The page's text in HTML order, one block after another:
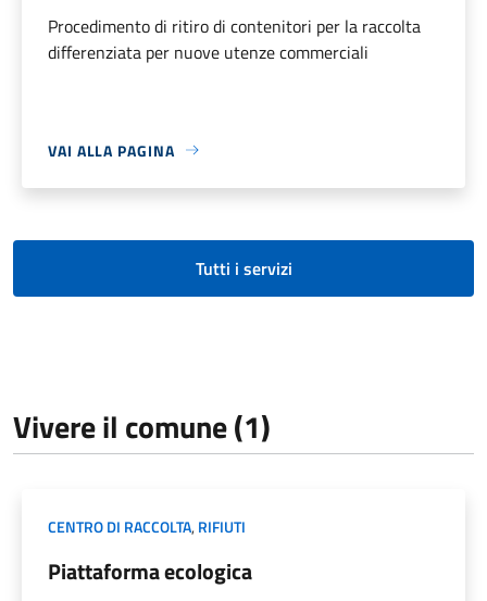
Procedimento di ritiro di contenitori per la raccolta
differenziata per nuove utenze commerciali
VAI ALLA PAGINA
Tutti i servizi
Vivere il comune (1)
CENTRO DI RACCOLTA,RIFIUTI
Piattaforma ecologica